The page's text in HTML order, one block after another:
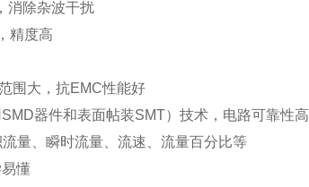
消除杂波干扰
精度高
围大，抗EMC性能好
器件和表面帖装SMT）技术，电路可靠性高
量、瞬时流量、流速、流量百分比等
懂